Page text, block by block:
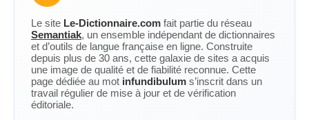
Le site Le-Dictionnaire.com fait partie du réseau
Semantiak, un ensemble indépendant de dictionnaires
et d’outils de langue française en ligne. Construite
depuis plus de 30 ans, cette galaxie de sites a acquis
une image de qualité et de fiabilité reconnue. Cette
page dédiée au mot infundibulum s’inscrit dans un
travail régulier de mise à jour et de vérification
éditoriale.